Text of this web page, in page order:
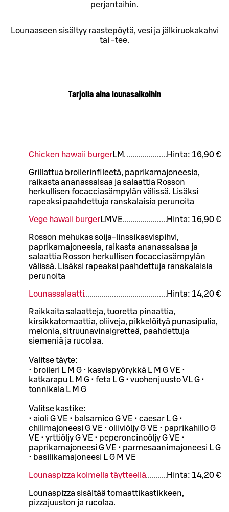
perjantaihin.
Lounaaseen sisältyy raastepöytä, vesi ja jälkiruokakahvi
tai -tee.
Tarjolla aina lounasaikoihin
Chicken hawaii burgerLM Hinta: 16,90 €
Grillattua broilerinfileetä, paprikamajoneesia,
raikasta ananassalsaa ja salaattia Rosson
herkullisen focacciasämpylän välissä. Lisäksi
rapeaksi paahdettuja ranskalaisia perunoita
Vege hawaii burgerLMVE Hinta: 16,90 €
Rosson mehukas soija-linssikasvispihvi,
paprikamajoneesia, raikasta ananassalsaa ja
salaattia Rosson herkullisen focacciasämpylän
välissä. Lisäksi rapeaksi paahdettuja ranskalaisia
perunoita
Lounassalaatti Hinta: 14,20 €
Raikkaita salaatteja, tuoretta pinaattia,
kirsikkatomaattia, oliiveja, pikkelöityä punasipulia,
melonia, sitruunavinaigretteä, paahdettuja
siemeniä ja rucolaa.
Valitse täyte:
• broileri L M G • kasvispyörykkä L M G VE •
katkarapu L M G • feta L G • vuohenjuusto VL G •
tonnikala L M G
Valitse kastike:
• aioli G VE • balsamico G VE • caesar L G •
chilimajoneesi G VE • oliiviöljy G VE • paprikahillo G
VE • yrttiöljy G VE • peperoncinoöljy G VE •
paprikamajoneesi G VE • parmesaanimajoneesi L G
• basilikamajoneesi L G M VE
Lounaspizza kolmella täytteellä Hinta: 14,20 €
Lounaspizza sisältää tomaattikastikkeen,
pizzajuuston ja rucolaa.